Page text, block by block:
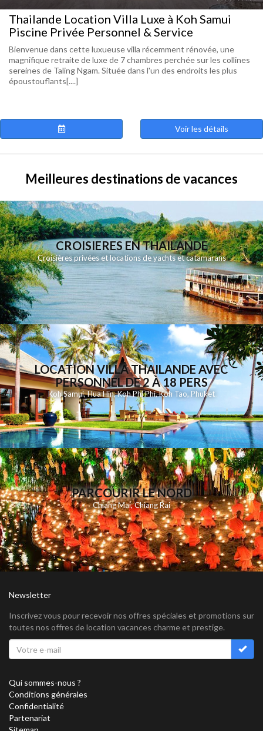
Thailande Location Villa Luxe à Koh Samui
Piscine Privée Personnel & Service
Bienvenue dans cette luxueuse villa récemment rénovée, une
magnifique retraite de luxe de 7 chambres perchée sur les collines
sereines de Taling Ngam. Située dans l'un des endroits les plus
époustouflants[....]
Voir les détails
Meilleures destinations de vacances
CROISIERES EN THAILANDE
Croisières privées et locations de yachts et catamarans
LOCATION VILLA THAILANDE AVEC
PERSONNEL DE 2 À 18 PERS
Koh Samui,Hua Hin,Koh Phi Phi,Koh Tao, Phuket
PARCOURIR LE NORD
Chiang Mai,Chiang Rai
Newsletter
Inscrivez vous pour recevoir nos offres spéciales et promotions sur
toutes nos offres de location vacances charme et prestige.
Qui sommes-nous ?
Conditions générales
Confidentialité
Partenariat